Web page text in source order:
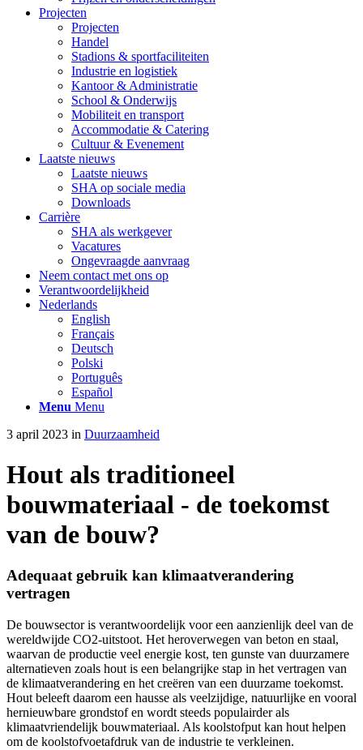
Projecten
Projecten
Handel
Stadions & sportfaciliteiten
Industrie en logistiek
Kantoor & Administratie
School & Onderwijs
Mobiliteit en transport
Accommodatie & Catering
Cultuur & Evenement
Laatste nieuws
Laatste nieuws
SHA op sociale media
Downloads
Carrière
SHA als werkgever
Vacatures
Ongevraagde aanvraag
Neem contact met ons op
Verantwoordelijkheid
Nederlands
English
Français
Deutsch
Polski
Português
Español
Menu Menu
3 april 2023 in Duurzaamheid
Hout als traditioneel
bouwmateriaal - de toekomst
van de bouw?
Adequaat gebruik kan klimaatverandering
vertragen
De bouwsector is verantwoordelijk voor een aanzienlijk deel van de
wereldwijde CO2-uitstoot. Het heroverwegen van beton en staal,
waarvan de productie veel energie kost, ten gunste van duurzamere
alternatieven zoals hout is een belangrijke stap in het vertragen van
de klimaatverandering en het creëren van een duurzame toekomst.
Hout beleeft daarom een hausse als veelzijdige, natuurlijke en vooral
hernieuwbare grondstof en wordt steeds populairder als
klimaatvriendelijk bouwmateriaal. Als koolstofput kan hout helpen
om de koolstofvoetafdruk van de industrie te verkleinen.